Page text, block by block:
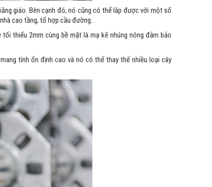
giáo. Bên cạnh đó, nó cũng có thể lắp được với một số
cao tầng, tổ hợp cầu đường…
thiểu 2mm cùng bề mặt là mạ kẽ nhúng nóng đảm bảo
tính ổn định cao và nó có thể thay thế nhiều loại cây